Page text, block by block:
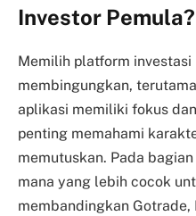
Investor Pemula?
Memilih platform investasi
membingungkan,
aplikasi memiliki fokus
penting memahami
memutuskan. Pada
mana yang lebih cocok
membandingkan Gotrade,